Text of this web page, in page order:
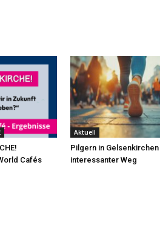
Cafés
Aktuell
Pilgern in Gelsenkirchen
interessanter Weg